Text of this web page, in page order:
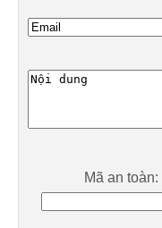
Mã an toàn: